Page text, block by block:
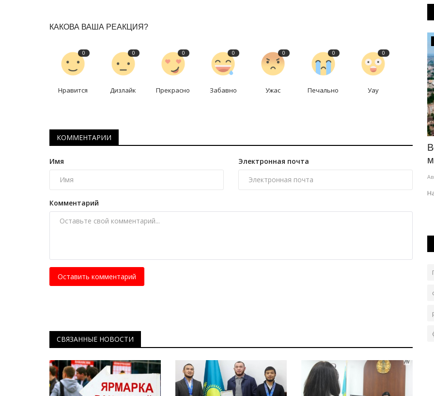
КАКОВА ВАША РЕАКЦИЯ?
0
Нравится
0
Дизлайк
0
Прекрасно
0
Забавно
0
Ужас
0
Печально
0
Уау
КОММЕНТАРИИ
Имя Электронная почта
Комментарий
Оставить комментарий
СВЯЗАННЫЕ НОВОСТИ
Домбра-оберег на замочке: где можно
Почти столетний предмет, украшенный национальным
орнаментом, принадлежал уроженцу...
В Щербактинском районе почтили
память ветерана ВОВ
Авг 8, 2026 0 104
Мероприятие началось с экскурсии, которую провела